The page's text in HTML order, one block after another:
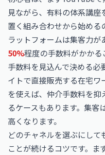
見ながら、有料の体系講
置く組み合わせから始め
ラットフォームは集客力が
50%程度の手数料がかか
手数料を見込んで決める必
イトで直接販売する在宅
を使えば、仲介手数料を抑
るケースもあります。集客
高くなります。
どのチャネルを選ぶにし
ことが続けるコツです。